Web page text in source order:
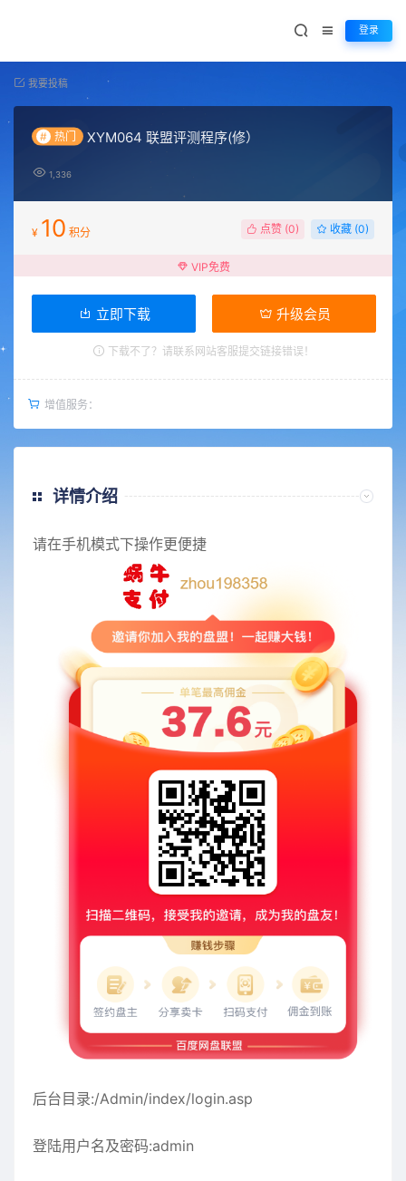
登录
我要投稿
# 热门 XYM064 联盟评测程序(修）
1,336
¥ 10 积分 点赞 (0) 收藏 (0)
VIP免费
立即下载 升级会员
下载不了？请联系网站客服提交链接错误！
增值服务：
详情介绍
请在手机模式下操作更便捷
后台目录:/Admin/index/login.asp
登陆用户名及密码:admin